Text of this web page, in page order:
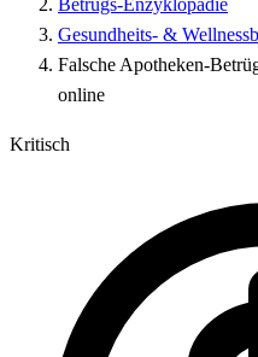
Betrugs-Enzyklopädie
Gesundheits- &
Falsche Apotheken-
online
Kritisch